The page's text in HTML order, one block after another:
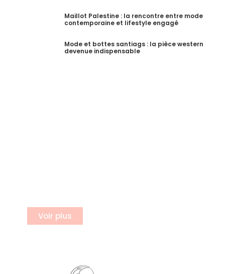
Maillot Palestine : la rencontre entre mode
contemporaine et lifestyle engagé
Mode et bottes santiags : la pièce western
devenue indispensable
Voir plus